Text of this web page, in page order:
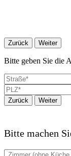
Zurück Weiter
Bitte geben Sie die
Zurück Weiter
Bitte machen